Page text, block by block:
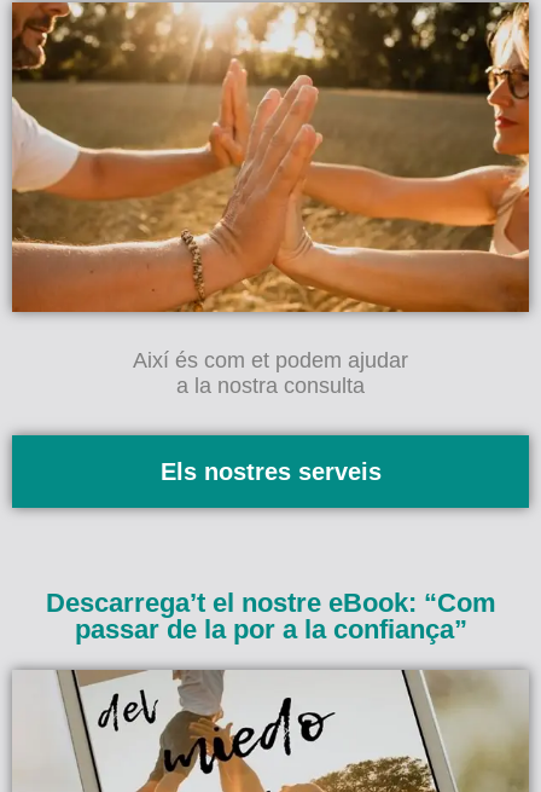
Així és com et podem ajudar
a la nostra consulta
Els nostres serveis
Descarrega’t el nostre eBook: “Com
passar de la por a la confiança”